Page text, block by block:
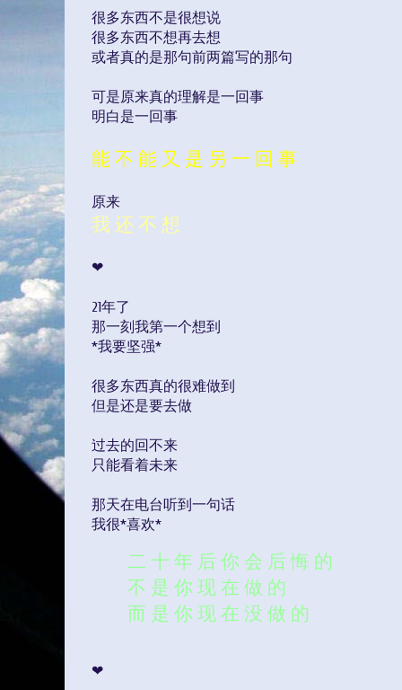
很多东西不是很想说
很多东西不想再去想
或者真的是那句前两篇写的那句
可是原来真的理解是一回事
明白是一回事
能 不 能 又 是 另 一 回 事
原来
我 还 不 想
❤
21年了
那一刻我第一个想到
*我要坚强*
很多东西真的很难做到
但是还是要去做
过去的回不来
只能看着未来
那天在电台听到一句话
我很*喜欢*
二 十 年 后 你 会 后 悔 的
不 是 你 现 在 做 的
而 是 你 现 在 没 做 的
❤